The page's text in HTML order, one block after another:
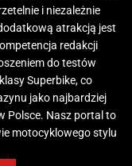
i niezależnie
atrakcją jest
redakcji
do testów
Superbike, co
jako najbardziej
Polsce. Nasz portal to
motocyklowego stylu